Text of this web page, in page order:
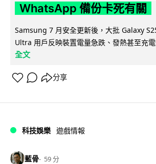
WhatsApp 備份卡死有關
Samsung 7 月安全更新後，大批 Galaxy
Ultra 用戶反映裝置電量急跌、發熱甚至充
全文
分享
科技娛樂 遊戲情報
藍骨 59 分